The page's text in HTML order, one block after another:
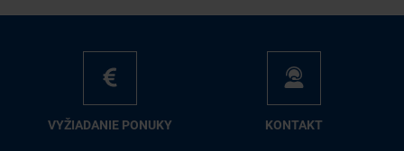
VY­ŽIA­DA­NIE PO­NU­KY KON­TAKT